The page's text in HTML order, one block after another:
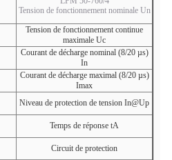
Tension de fonctionnement nominale Un
Tension de fonctionnement continue
maximale Uc
Courant de décharge nominal (8/20 µs)
In
Courant de décharge maximal (8/20 µs)
Imax
Niveau de protection de tension In@Up
Temps de réponse tA
Circuit de protection